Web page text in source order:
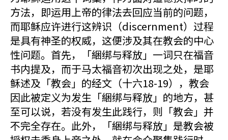
方法，即运用上帝的律法去回应当前的问题，
而耶稣应许进行这辨识（discernment）过程
是具有神圣的权威，这便涉及其在教会的中心
性问题。首先，「綑绑与释放」一词只在福音
书内提及，而于马太福音初次出现之处，是耶
稣述及「教会」的经文（十六18-19），教会
因此被定义为发生「綑绑与释放」的地方，甚
至可以说，若没有发生此践行，则「教会」并
不完全存在。此外，「綑绑与释放」是教会被